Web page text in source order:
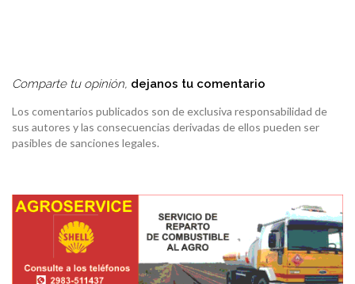
Comparte tu opinión, dejanos tu comentario
Los comentarios publicados son de exclusiva responsabilidad de
sus autores y las consecuencias derivadas de ellos pueden ser
pasibles de sanciones legales.